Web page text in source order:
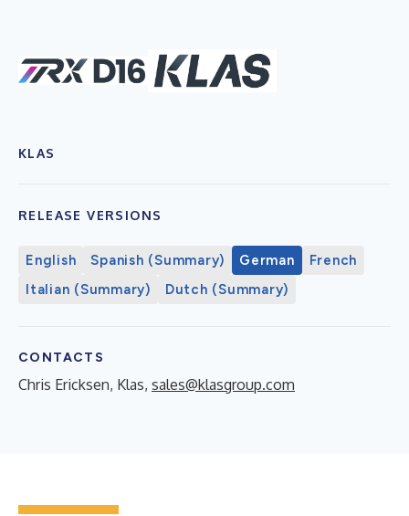
KLAS
RELEASE VERSIONS
English Spanish (Summary) German
French
Italian (Summary)
Dutch (Summary)
CONTACTS
Chris Ericksen, Klas, sales@klasgroup.com